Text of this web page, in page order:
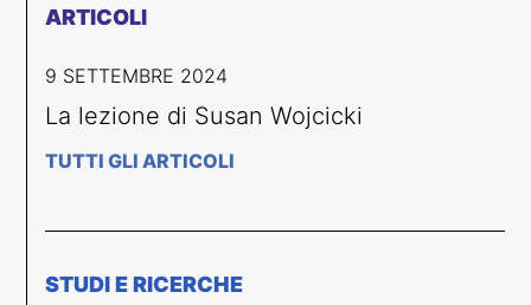
ARTICOLI
9 SETTEMBRE 2024
La lezione di Susan Wojcicki
TUTTI GLI ARTICOLI
STUDI E RICERCHE